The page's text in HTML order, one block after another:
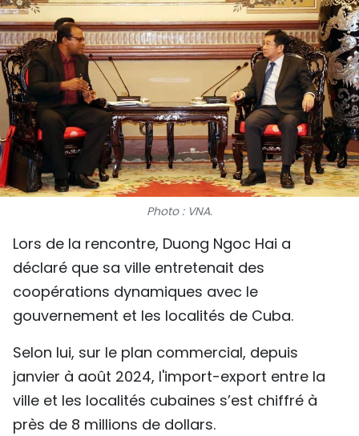
INTERNATIONAL
MÉGASTORIE
INFOGRAPHIE
PHOTO
VIDÉO
TIẾNG VIỆT
ENGLISH
中文
РУССКИЙ
ESPAÑOL
Photo : VNA.
Lors de la rencontre, Duong Ngoc Hai a
déclaré que sa ville entretenait des
coopérations dynamiques avec le
gouvernement et les localités de Cuba.
Selon lui, sur le plan commercial, depuis
janvier à août 2024, l'import-export entre la
ville et les localités cubaines s’est chiffré à
près de 8 millions de dollars.